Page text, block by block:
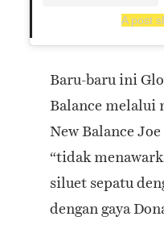
A post
Baru-baru ini
Balance melalui
New Balance
“tidak
siluet sepatu
dengan gaya